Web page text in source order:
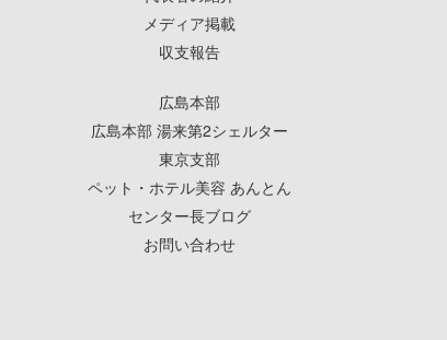
メディア掲載
収支報告
広島本部
広島本部 湯来第2シェルター
東京支部
ペット・ホテル美容 あんとん
センター長ブログ
お問い合わせ